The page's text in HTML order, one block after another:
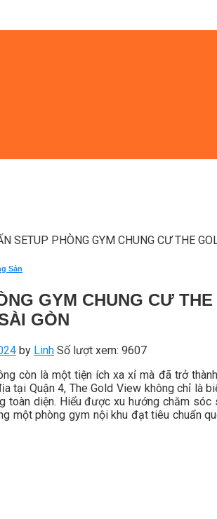
SETUP PHÒNG GYM CHUNG CƯ THE
Sản
GYM CHUNG CƯ
GÒN
by Linh Số lượt xem: 9607
còn là một tiện ích xa xỉ mà đã trở
tại Quận 4, The Gold View không chỉ là
toàn diện. Hiểu được xu hướng chăm
một phòng gym nội khu đạt tiêu chuẩn